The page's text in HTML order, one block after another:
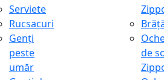
Serviete
Rucsacuri
Genți
peste
umăr
de